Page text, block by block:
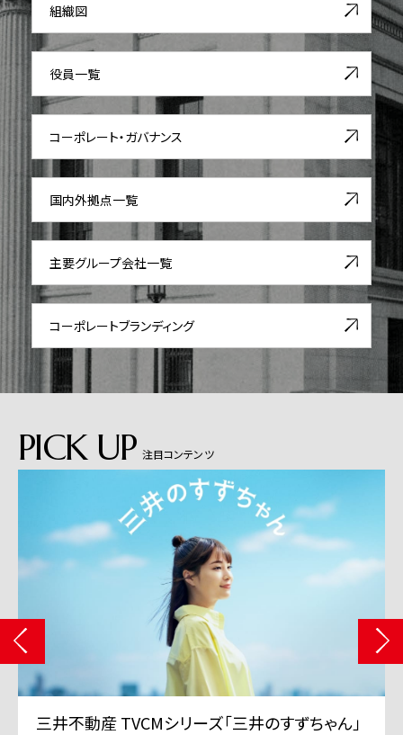
組織図
役員一覧
コーポレート・ガバナンス
国内外拠点一覧
主要グループ会社一覧
コーポレートブランディング
PICK UP 注目コンテンツ
三井不動産 TVCMシリーズ「三井のすずちゃん」